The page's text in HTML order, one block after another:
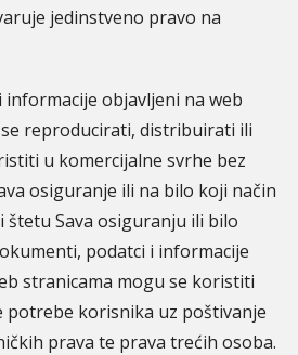
jedinstveno pravo na
objavljeni na web
reproducirati, distribuirati ili
u komercijalne svrhe bez
osiguranje ili na bilo koji način
štetu Sava osiguranju ili bilo
podatci i informacije
stranicama mogu se koristiti
potrebe korisnika uz poštivanje
prava te prava trećih osoba.